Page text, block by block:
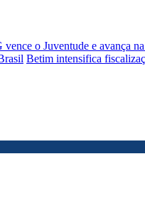
o Juventude e avança
Betim intensifica